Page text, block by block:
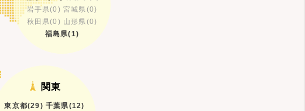
岩手県(0) 宮城県(0)
秋田県(0) 山形県(0)
福島県(1)
関東
東京都(29) 千葉県(12)